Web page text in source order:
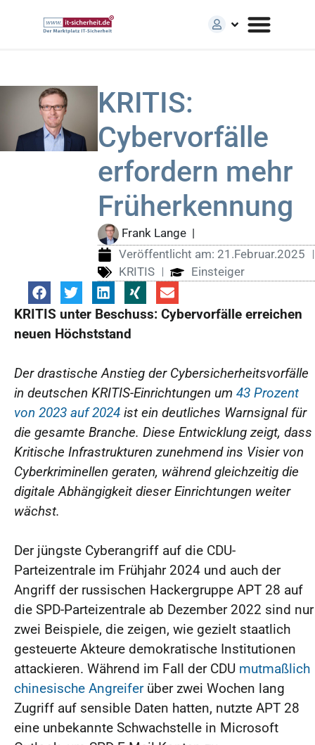
KRITIS:
Cybervorfälle
erfordern mehr
Früherkennung
Frank Lange |
Veröffentlicht am: 21.Februar.2025
KRITIS
Einsteiger
KRITIS unter Beschuss: Cybervorfälle erreichen
neuen Höchststand
Der drastische Anstieg der Cybersicherheitsvorfälle
in deutschen KRITIS-Einrichtungen um 43 Prozent
von 2023 auf 2024 ist ein deutliches Warnsignal für
die gesamte Branche. Diese Entwicklung zeigt, dass
Kritische Infrastrukturen zunehmend ins Visier von
Cyberkriminellen geraten, während gleichzeitig die
digitale Abhängigkeit dieser Einrichtungen weiter
wächst.
Der jüngste Cyberangriff auf die CDU-
Parteizentrale im Frühjahr 2024 und auch der
Angriff der russischen Hackergruppe APT 28 auf
die SPD-Parteizentrale ab Dezember 2022 sind nur
zwei Beispiele, die zeigen, wie gezielt staatlich
gesteuerte Akteure demokratische Institutionen
attackieren. Während im Fall der CDU mutmaßlich
chinesische Angreiferüber zwei Wochen lang
Zugriff auf sensible Daten hatten, nutzte APT 28
eine unbekannte Schwachstelle in Microsoft